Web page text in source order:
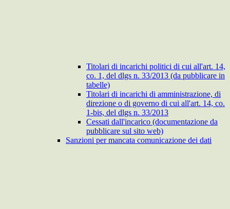
Titolari di incarichi politici di cui all'art. 14,
co. 1, del dlgs n. 33/2013 (da pubblicare in
tabelle)
Titolari di incarichi di amministrazione, di
direzione o di governo di cui all'art. 14, co.
1-bis, del dlgs n. 33/2013
Cessati dall'incarico (documentazione da
pubblicare sul sito web)
Sanzioni per mancata comunicazione dei dati